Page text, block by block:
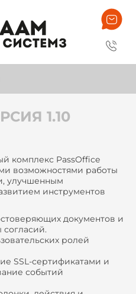
1.10
комплекс PassOffice
возможностями работы
улучшенным
инструментов
документов и
согласий.
ролей
SSL-сертификатами и
событий